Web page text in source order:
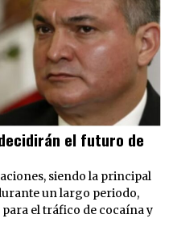
el futuro de
siendo la principal
un largo periodo,
el tráfico de cocaína y